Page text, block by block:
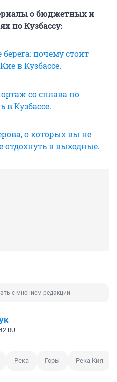
о бюджетных и
по Кузбассу:
почему стоит
в Кузбассе.
со сплава по
в Кузбассе.
о которых вы не
отдохнуть в выходные.
с мнением редакции
Река Горы Река Кия